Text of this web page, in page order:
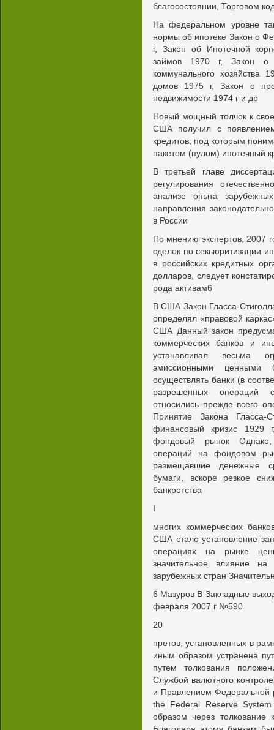
благосостоянии, Торговом
На федеральном уровне
нормы об ипотеке Закон о
г, Закон об Ипотечной
займов 1970 г, Закон о
коммунального хозяйства
домов 1975 г, Закон о
недвижимости 1974 г и др
Новый мощный толчок к
США получил с
кредитов, под которым
пакетом (пулом) ипотечный
В третьей главе
регулирования
анализе опыта
направления
в России
По мнению экспертов, 2007
сделок по секьюритизации
в российских кредитных
долларов, следует
рода активам6
В США Закон Гласса-
определял «правовой
США Данный закон
коммерческих банков и
устанавливал весьма
эмиссионными ценными
осуществлять банки (в
разрешенных операций
относились прежде всего
Принятие Закона Гласса-
финансовый кризис 1929
фондовый рынок Однако,
операций на фондовом
размещавшие денежные
бумаги, вскоре резкое
банкротства
I
многих коммерческих
США стало установление
операциях на рынке
значительное влияние на
зарубежных стран
6 Мазуров В Закладные
февраля 2007 г №590
20
претов, установленных в
иным образом устранена
путем толкования
Службой валютного
и Правлением Федеральной
the Federal Reserve
образом через толкование